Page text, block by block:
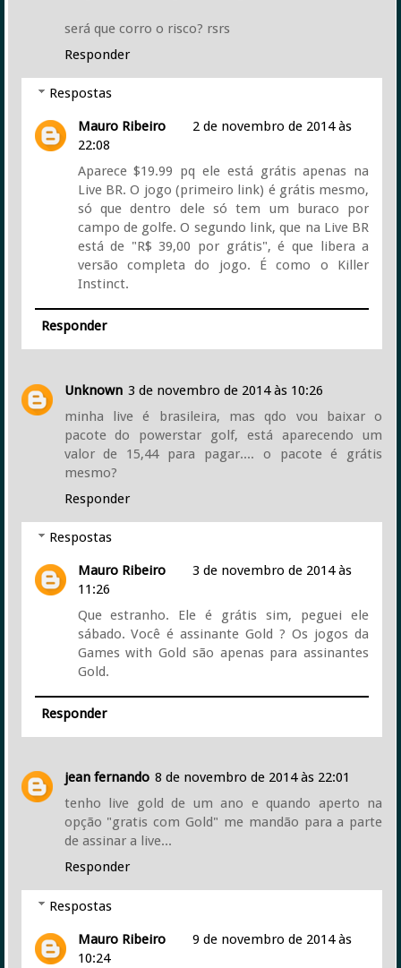
será que corro o risco? rsrs
Responder
Respostas
Mauro Ribeiro
2 de novembro de 2014 às
22:08
Aparece $19.99 pq ele está grátis apenas na
Live BR. O jogo (primeiro link) é grátis mesmo,
só que dentro dele só tem um buraco por
campo de golfe. O segundo link, que na Live BR
está de "R$ 39,00 por grátis", é que libera a
versão completa do jogo. É como o Killer
Instinct.
Responder
Unknown 3 de novembro de 2014 às 10:26
minha live é brasileira, mas qdo vou baixar o
pacote do powerstar golf, está aparecendo um
valor de 15,44 para pagar.... o pacote é grátis
mesmo?
Responder
Respostas
Mauro Ribeiro
3 de novembro de 2014 às
11:26
Que estranho. Ele é grátis sim, peguei ele
sábado. Você é assinante Gold ? Os jogos da
Games with Gold são apenas para assinantes
Gold.
Responder
jean fernando 8 de novembro de 2014 às 22:01
tenho live gold de um ano e quando aperto na
opção "gratis com Gold" me mandão para a parte
de assinar a live...
Responder
Respostas
Mauro Ribeiro
9 de novembro de 2014 às
10:24